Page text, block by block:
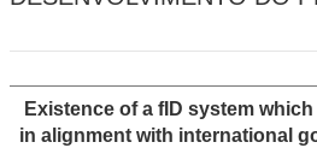
Existence of a fID system
in alignment with international